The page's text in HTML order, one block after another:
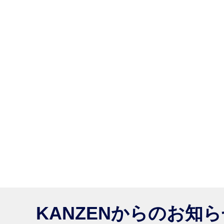
KANZENからのお知